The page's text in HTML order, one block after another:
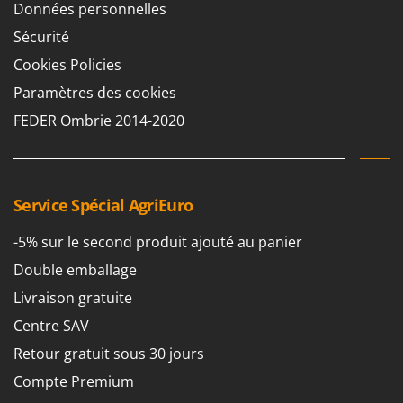
Pulvérisateurs
Pulvérisateurs portés
R
Rafraîchisseurs d'air par évaporation
Rampes de chargement en aluminium
Remplisseuses
Robots nettoyeurs de piscine
Robots Tondeuses
Rogneuses de souches
Rouleaux pour tracteur
S
Scies à os
Scies à Ruban
GRIFO
GVS
GYS
H
Hailo
HiKOKI
I
Il-Tec
Imperia
Infaco
Intec
Données personnelles
Sécurité
Cookies Policies
Paramètres des cookies
FEDER Ombrie 2014-2020
Service Spécial AgriEuro
-5% sur le second produit ajouté au panier
Double emballage
Livraison gratuite
Centre SAV
Retour gratuit sous 30 jours
Compte Premium